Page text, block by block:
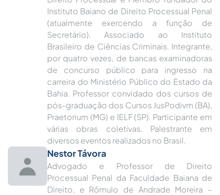
Instituto Baiano de Direito Processual Penal
(atualmente exercendo a função de
Secretário). Associado ao Instituto
Brasileiro de Ciências Criminais. Integrante,
por quatro vezes, de bancas examinadoras
de concurso público para ingresso na
carreira do Ministério Público do Estado da
Bahia. Professor convidado dos cursos de
pós-graduação dos Cursos JusPodivm (BA),
Praetorium (MG) e IELF (SP). Participante em
várias obras coletivas. Palestrante em
diversos eventos realizados no Brasil.
Nestor Távora
Advogado e Professor de Direito
Processual Penal da Faculdade Baiana de
Direito, e Rômulo de Andrade Moreira –